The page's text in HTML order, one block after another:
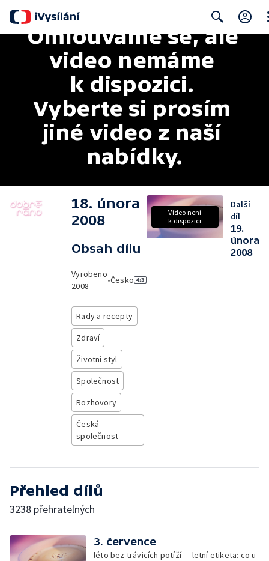
Search
Omlouváme se, ale
video nemáme
k dispozici.
Vyberte si prosím
jiné video z naší
nabídky.
18. února
2008
Obsah dílu
Vyrobeno
2008
•Česko
Rady a recepty
Zdraví
Životní styl
Společnost
Rozhovory
Česká
společnost
Video není
k dispozici
Další
díl
19.
února
2008
Přehled dílů
3238 přehratelných
3. července
léto bez trávicích potíží — letní etiketa: co u